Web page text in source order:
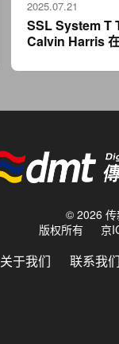
2025.07.21
SSL System T
Calvin Harris
© 2026 传
版权所有
京
关于我们 联系我们